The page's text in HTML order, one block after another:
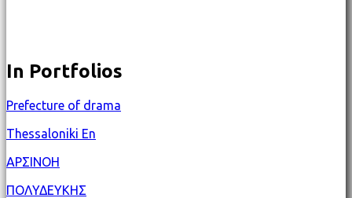
In Portfolios
Prefecture of drama
Thessaloniki En
ΑΡΣΙΝΟΗ
ΠΟΛΥΔΕΥΚΗΣ